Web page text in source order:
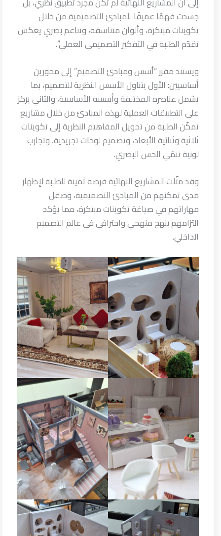
جسدت فهمًا عميقًا للمبادئ التصميمية من خلال
تكوينات مبتكرة، وألوان متناسقة، وتناغم بصري يعكس
تقدّم الطلبة في التفكير التصميمي العملي”.
ويستند مقرر “أسس ومبادئ التصميم” إلى محورين
أساسيين: الأول يتناول الأسس النظرية للتصميم، بما
يشمل عناصره المختلفة وأسسه الأساسية، والثاني يركز
على التطبيقات العملية لهذه المبادئ من خلال مشاريع
تمكّن الطلبة من تحويل المفاهيم النظرية إلى تكوينات
ثلاثية وثنائية الأبعاد، وتصميم لوحات تجريدية، وتجارب
لونية تنمّي الحس البصري.
وقد مثّلت المشاريع النهائية فرصة ثمينة للطلبة لإظهار
مدى تمكنهم من المبادئ التصميمية، وصقل
مهاراتهم في صياغة تكوينات مبتكرة، مما يؤكد
التزامهم بنهج منهجي واحترافي في عالم التصميم
الداخلي.